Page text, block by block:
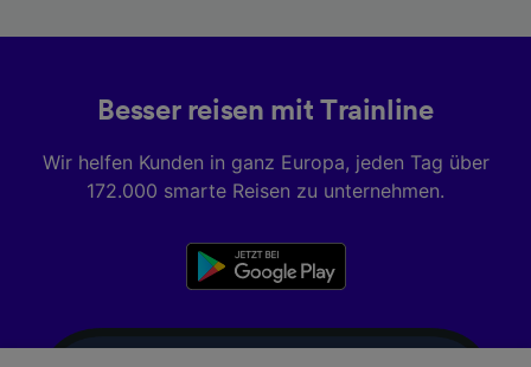
Besser reisen mit Trainline
Wir helfen Kunden in ganz Europa, jeden Tag über
172.000 smarte Reisen zu unternehmen.